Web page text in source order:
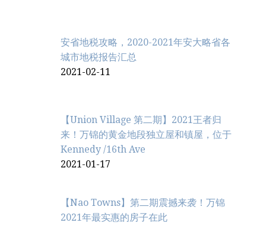
安省地税攻略，2020-2021年安大略省各
城市地税报告汇总
2021-02-11
【Union Village 第二期】2021王者归
来！万锦的黄金地段独立屋和镇屋，位于
Kennedy /16th Ave
2021-01-17
【Nao Towns】第二期震撼来袭！万锦
2021年最实惠的房子在此